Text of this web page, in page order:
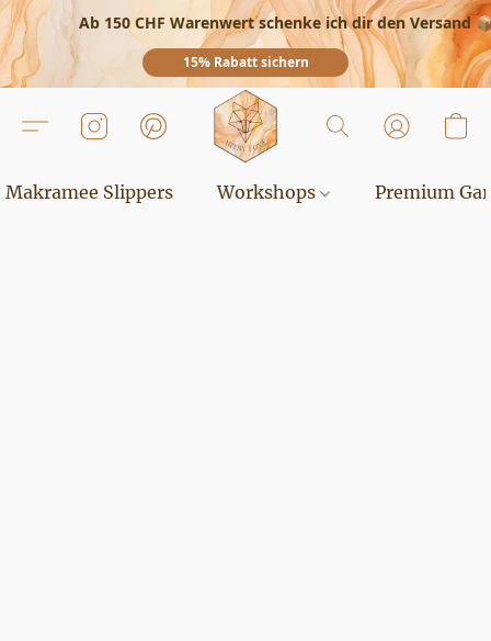
Ab 150 CHF Warenwert schenke ich dir den Versand 📦
15% Rabatt sichern
Makramee Slippers Workshops Premium